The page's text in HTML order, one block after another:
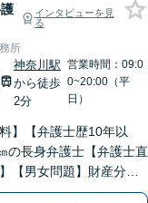
インタビューを見
る
所
神奈川駅
から徒歩
2分
営業時間：09:0
0~20:00（平
日）
】【弁護士歴10年以
の長身弁護士【弁護士直
【男女問題】財産分与
はお任せ【借金問題】